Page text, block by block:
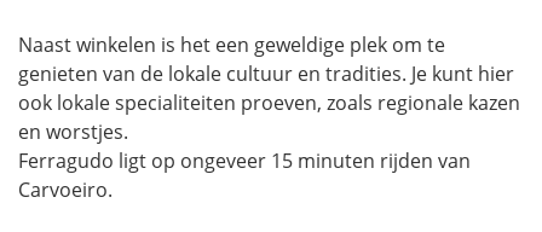
Naast winkelen is het een geweldige plek om te
genieten van de lokale cultuur en tradities. Je kunt hier
ook lokale specialiteiten proeven, zoals regionale kazen
en worstjes.
Ferragudo ligt op ongeveer 15 minuten rijden van
Carvoeiro.